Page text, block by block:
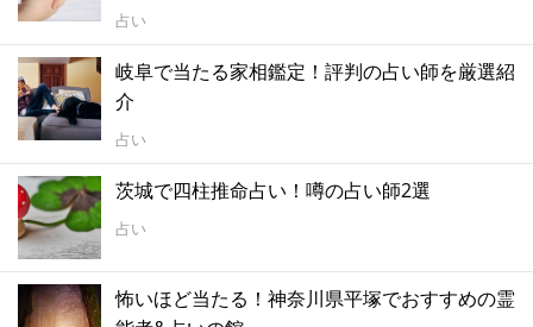
占い
岐阜で当たる家相鑑定！評判の占い師を厳選紹
介
占い
茨城で四柱推命占い！噂の占い師2選
占い
怖いほど当たる！神奈川県平塚でおすすめの霊